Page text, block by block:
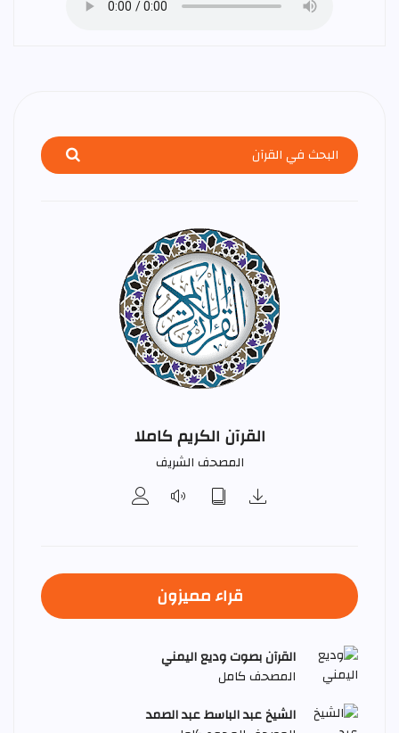
القرآن الكريم كاملا
المصحف الشريف
قراء مميزون
القرآن بصوت وديع اليمني
المصحف كامل
الشيخ عبد الباسط عبد الصمد